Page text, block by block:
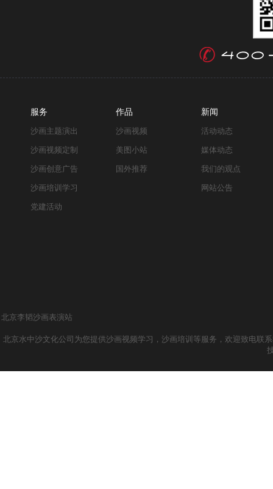
服务
沙画主题演出
沙画视频定制
沙画创意广告
沙画培训学习
党建活动
作品
沙画视频
美图小站
国外推荐
新闻
活动动态
媒体动态
我们的观点
网站公告
北京李韬沙画表演站
北京水中沙文化公司为您提供沙画视频学习，沙画培训等服务，欢迎致电联